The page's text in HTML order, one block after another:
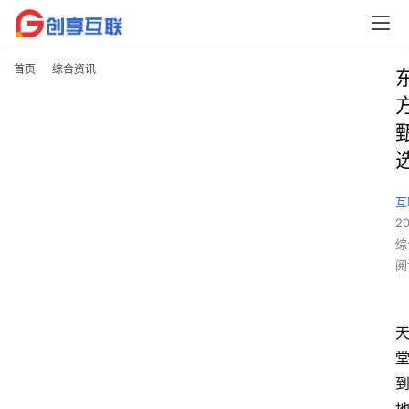
首页 综合资讯
天
堂
到